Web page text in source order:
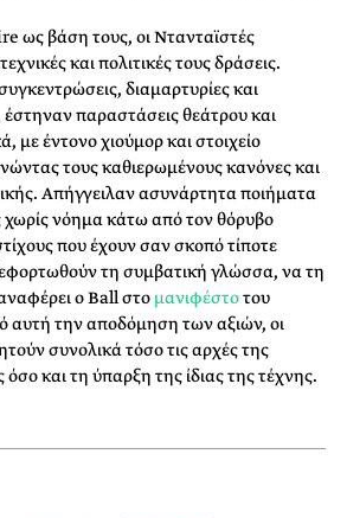
ως βάση τους, οι Ντανταϊστές
και πολιτικές τους δράσεις.
διαμαρτυρίες και
παραστάσεις θεάτρου και
με έντονο χιούμορ και στοιχείο
τους καθιερωμένους κανόνες και
Απήγγειλαν ασυνάρτητα ποιήματα
χωρίς νόημα κάτω από τον θόρυβο
που έχουν σαν σκοπό τίποτε
τη συμβατική γλώσσα, να τη
ο Ball στο μανιφέστοτου
αυτή την αποδόμηση των αξιών, οι
συνολικά τόσο τις αρχές της
και τη ύπαρξη της ίδιας της τέχνης.